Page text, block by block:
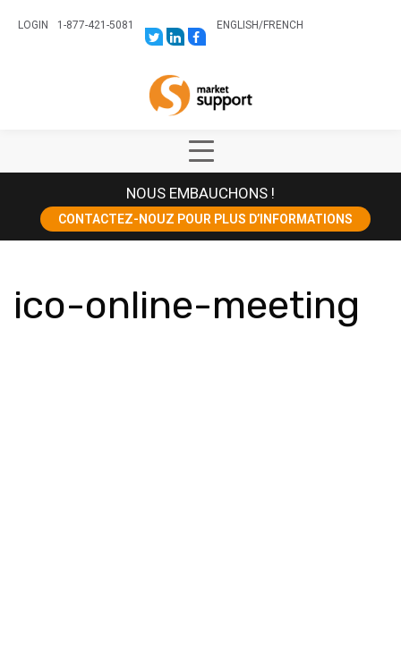
LOGIN
1-877-421-5081
LINK
TO:
LINK
TO:
TRK=BIZ-
COMPANIES-
CYM
LINK
TO:
ENGLISH/FRENCH
Show
Main
Menu
NOUS EMBAUCHONS !
CONTACTEZ-NOUZ POUR PLUS D’INFORMATIONS
ico-online-meeting